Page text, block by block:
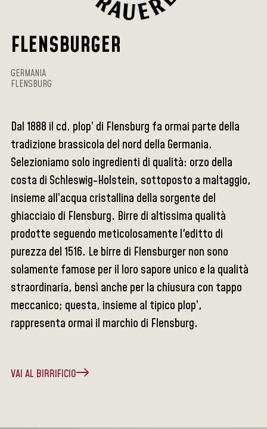
FLENSBURGER
GERMANIA
FLENSBURG
Dal 1888 il cd. plop’ di Flensburg fa ormai parte della
tradizione brassicola del nord della Germania.
Selezioniamo solo ingredienti di qualità: orzo della
costa di Schleswig-Holstein, sottoposto a maltaggio,
insieme all’acqua cristallina della sorgente del
ghiacciaio di Flensburg. Birre di altissima qualità
prodotte seguendo meticolosamente l'editto di
purezza del 1516. Le birre di Flensburger non sono
solamente famose per il loro sapore unico e la qualità
straordinaria, bensì anche per la chiusura con tappo
meccanico; questa, insieme al tipico plop’,
rappresenta ormai il marchio di Flensburg.
VAI AL BIRRIFICIO